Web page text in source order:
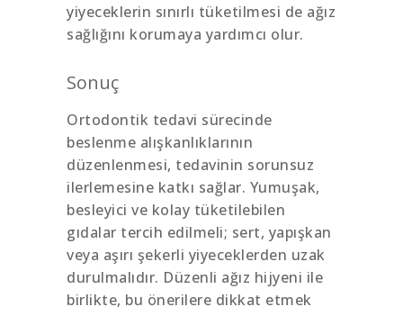
yiyeceklerin sınırlı tüketilmesi de ağız
sağlığını korumaya yardımcı olur.
Sonuç
Ortodontik tedavi sürecinde
beslenme alışkanlıklarının
düzenlenmesi, tedavinin sorunsuz
ilerlemesine katkı sağlar. Yumuşak,
besleyici ve kolay tüketilebilen
gıdalar tercih edilmeli; sert, yapışkan
veya aşırı şekerli yiyeceklerden uzak
durulmalıdır. Düzenli ağız hijyeni ile
birlikte, bu önerilere dikkat etmek